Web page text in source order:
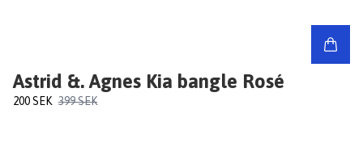
Astrid &. Agnes Kia bangle Rosé
200 SEK 399 SEK